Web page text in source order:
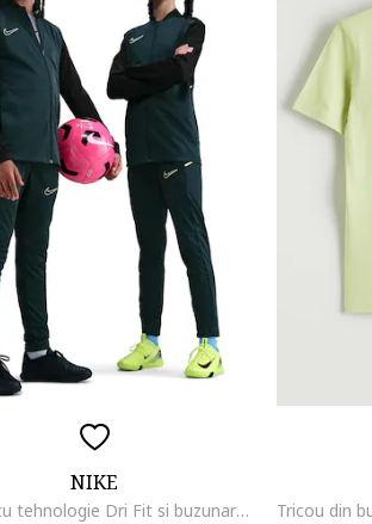
NIKE
Trening cu tehnologie Dri Fit si buzunare pentru fotbal, Negru/Verde persan